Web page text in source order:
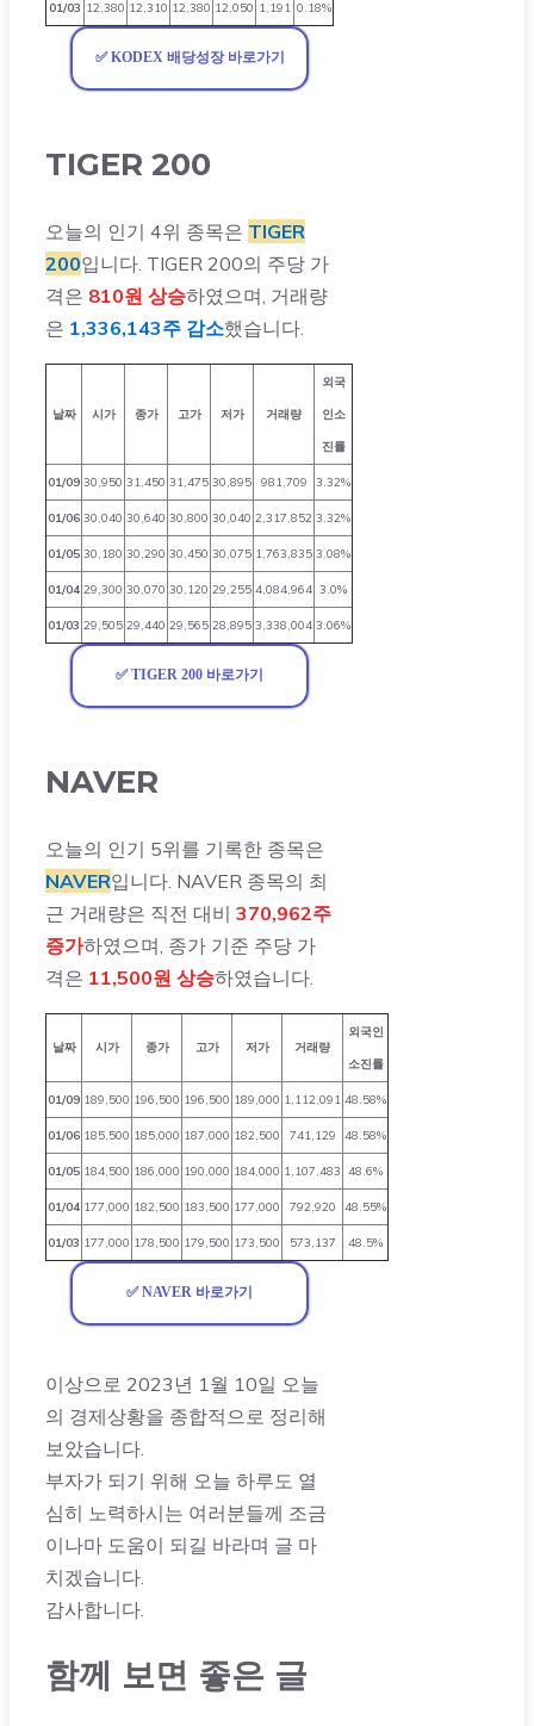
01/03 12,380 12,310 12,380 12,050 1,191 0.18%
✅ KODEX 배당성장 바로가기
TIGER 200
오늘의 인기 4위 종목은 TIGER
200입니다. TIGER 200의 주당 가
격은 810원 상승하였으며, 거래량
은 1,336,143주 감소했습니다.
날짜 시가 종가 고가 저가 거래량
외국
인소
진률
01/09 30,950 31,450 31,475 30,895 981,709 3.32%
01/06 30,040 30,640 30,800 30,040 2,317,852 3.32%
01/05 30,180 30,290 30,450 30,075 1,763,835 3.08%
01/04 29,300 30,070 30,120 29,255 4,084,964 3.0%
01/03 29,505 29,440 29,565 28,895 3,338,004 3.06%
✅ TIGER 200 바로가기
NAVER
오늘의 인기 5위를 기록한 종목은
NAVER입니다. NAVER 종목의 최
근 거래량은 직전 대비 370,962주
증가하였으며, 종가 기준 주당 가
격은 11,500원 상승하였습니다.
날짜 시가 종가 고가 저가 거래량
외국인
소진률
01/09 189,500 196,500 196,500 189,000 1,112,091 48.58%
01/06 185,500 185,000 187,000 182,500 741,129 48.58%
01/05 184,500 186,000 190,000 184,000 1,107,483 48.6%
01/04 177,000 182,500 183,500 177,000 792,920 48.55%
01/03 177,000 178,500 179,500 173,500 573,137 48.5%
✅ NAVER 바로가기
이상으로 2023년 1월 10일 오늘
의 경제상황을 종합적으로 정리해
보았습니다.
부자가 되기 위해 오늘 하루도 열
심히 노력하시는 여러분들께 조금
이나마 도움이 되길 바라며 글 마
치겠습니다.
감사합니다.
함께 보면 좋은 글